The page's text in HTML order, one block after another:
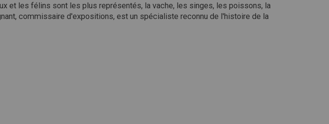
et les félins sont les plus représentés, la vache, les singes, les poissons, la
commissaire d'expositions, est un spécialiste reconnu de l'histoire de la